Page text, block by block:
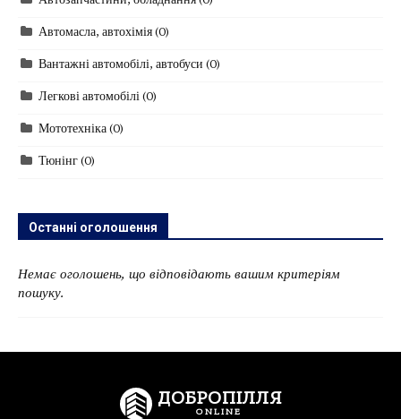
Автомасла, автохімія(0)
Вантажні автомобілі, автобуси (0)
Легкові автомобілі(0)
Мототехніка(0)
Тюнінг(0)
Останні оголошення
Немає оголошень, що відповідають вашим критеріям
пошуку.
ДОБРОПІЛЛЯ
ONLINE